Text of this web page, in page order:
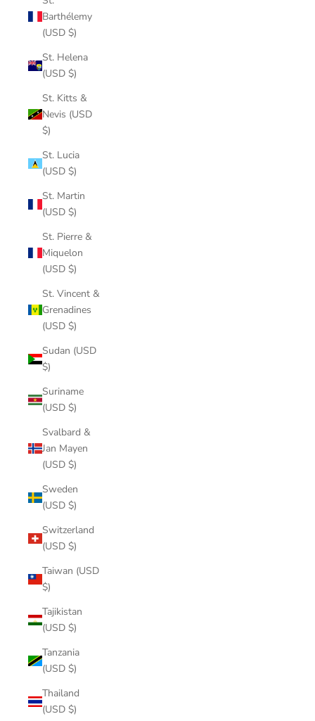
Barthélemy
(USD $)
St. Helena
(USD $)
St. Kitts &
Nevis (USD
$)
St. Lucia
(USD $)
St. Martin
(USD $)
St. Pierre &
Miquelon
(USD $)
St. Vincent &
Grenadines
(USD $)
Sudan (USD
$)
Suriname
(USD $)
Svalbard &
Jan Mayen
(USD $)
Sweden
(USD $)
Switzerland
(USD $)
Taiwan (USD
$)
Tajikistan
(USD $)
Tanzania
(USD $)
Thailand
(USD $)